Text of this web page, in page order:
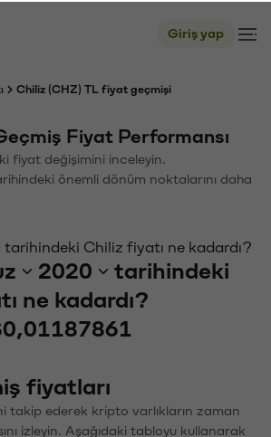
Giriş yap
Chiliz (CHZ) TL fiyat geçmişi
Fiyat Performansı
fiyat değişimini inceleyin.
önemli dönüm noktalarını daha
tarihindeki Chiliz fiyatı ne kadardı?
2020
tarihindeki
ne kadardı?
fiyatları
takip ederek kripto varlıkların zaman
izleyin. Aşağıdaki tabloyu kullanarak